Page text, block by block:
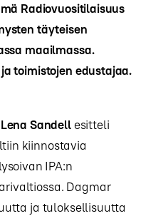
Radiovuositilaisuus
täyteisen
maailmassa.
toimistojen edustajaa.
Lena Sandellesitteli
kiinnostavia
IPA:n
Dagmar
ja tuloksellisuutta